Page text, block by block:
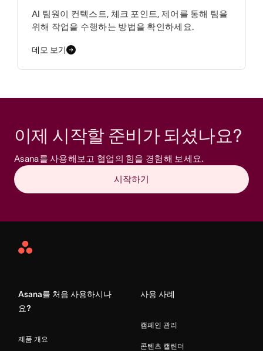
AI 팀원이 컨텍스트, 체크 포인트, 제어를 통해 팀을
위해 작업을 수행하는 방법을 확인하세요.
데모 보기
이제 시작할 준비가 되셨나요?
Asana를 사용해보고 협업의 힘을 경험해 보세요.
시작하기
Asana
Asana를 처음 사용하시나
요?
제품 개요
사용 사례
캠페인 관리
콘텐츠 캘린더